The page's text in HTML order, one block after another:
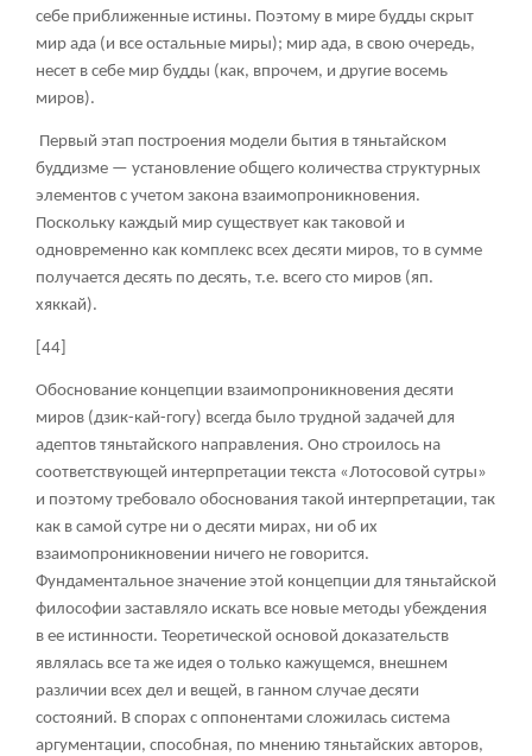
себе приближенные истины. Поэтому в мире будды скрыт
мир ада (и все остальные миры); мир ада, в свою очередь,
несет в себе мир будды (как, впрочем, и другие восемь
миров).
Первый этап построения модели бытия в тяньтайском
буддизме — установление общего количества структурных
элементов с учетом закона взаимопроникновения.
Поскольку каждый мир существует как таковой и
одновременно как комплекс всех десяти миров, то в сумме
получается десять по десять, т.е. всего сто миров (яп.
хяккай).
[44]
Обоснование концепции взаимопроникновения десяти
миров (дзик-кай-гогу) всегда было трудной задачей для
адептов тяньтайского направления. Оно строилось на
соответствующей интерпретации текста «Лотосовой сутры»
и поэтому требовало обоснования такой интерпретации, так
как в самой сутре ни о десяти мирах, ни об их
взаимопроникновении ничего не говорится.
Фундаментальное значение этой концепции для тяньтайской
философии заставляло искать все новые методы убеждения
в ее истинности. Теоретической основой доказательств
являлась все та же идея о только кажущемся, внешнем
различии всех дел и вещей, в ганном случае десяти
состояний. В спорах с оппонентами сложилась система
аргументации, способная, по мнению тяньтайских авторов,